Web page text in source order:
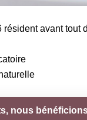
résident avant tout
nous